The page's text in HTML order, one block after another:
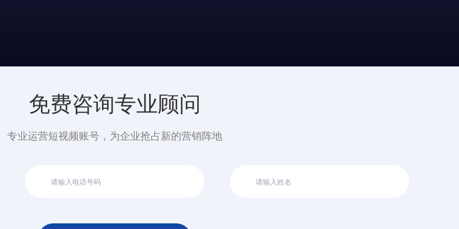
免费咨询专业顾问
专业运营短视频账号，为企业抢占新的营销阵地